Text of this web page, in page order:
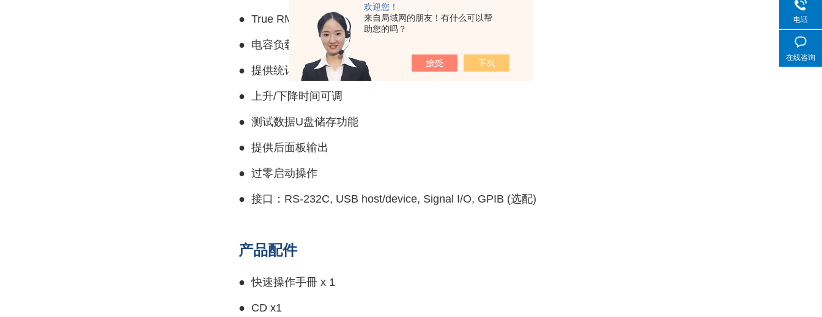
欢迎您！
来自局域网的朋友！有什么可以帮
助您的吗？
● True RMS电流量测
● 电容负载测试能力高达47μF
● 提供统计分析/扫描功能
● 上升/下降时间可调
● 测试数据U盘储存功能
● 提供后面板输出
● 过零启动操作
● 接口：RS-232C, USB host/device, Signal I/O, GPIB (选配)
产品配件
●快速操作手冊 x 1
● CD x1
电话
在线咨询